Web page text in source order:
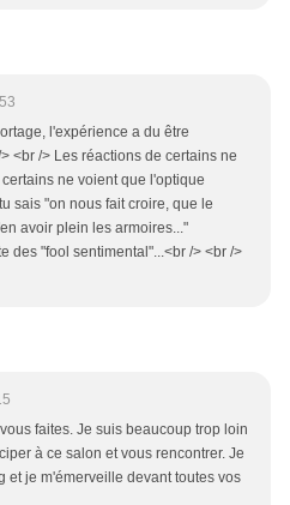
l'expérience a du être
<br /> Les réactions de certains ne
ne voient que l'optique
sais "on nous fait croire, que le
avoir plein les armoires..."
des "fool sentimental"...<br /> <br />
faites. Je suis beaucoup trop loin
à ce salon et vous rencontrer. Je
et je m'émerveille devant toutes vos